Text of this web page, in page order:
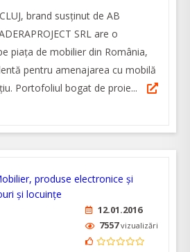
brand susținut de AB
SRL are o
piața de mobilier din România,
pentru amenajarea cu mobilă
Portofoliul bogat de proie...
12.01.2016
7557vizualizări